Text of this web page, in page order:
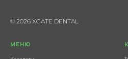
© 2026 XGATE DENTAL
МЕНЮ